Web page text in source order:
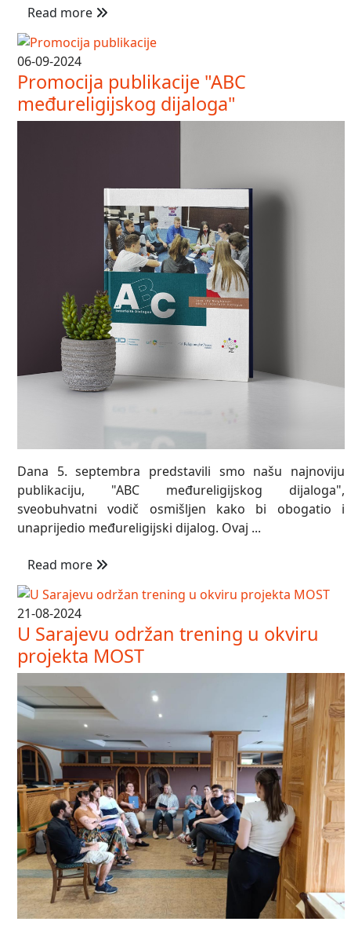
Read more
06-09-2024
Promocija publikacije "ABC
međureligijskog dijaloga"
Dana 5. septembra predstavili smo našu najnoviju
publikaciju, "ABC međureligijskog dijaloga",
sveobuhvatni vodič osmišljen kako bi obogatio i
unaprijedio međureligijski dijalog. Ovaj ...
Read more
21-08-2024
U Sarajevu održan trening u okviru
projekta MOST